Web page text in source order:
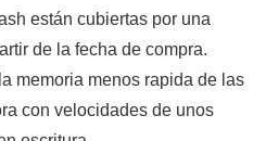
están cubiertas por una
de la fecha de compra.
memoria menos rapida de las
con velocidades de unos